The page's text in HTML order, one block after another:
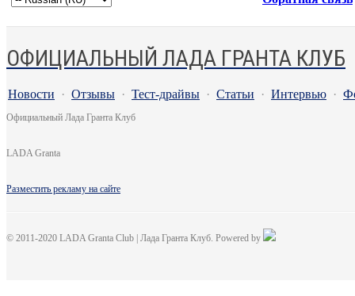
ОФИЦИАЛЬНЫЙ ЛАДА ГРАНТА КЛУБ
Новости · Отзывы · Тест-драйвы · Статьи · Интервью ·
Официальный Лада Гранта Клуб
LADA Granta
Разместить рекламу на сайте
© 2011-2020 LADA Granta Club | Лада Гранта Клуб. Powered by